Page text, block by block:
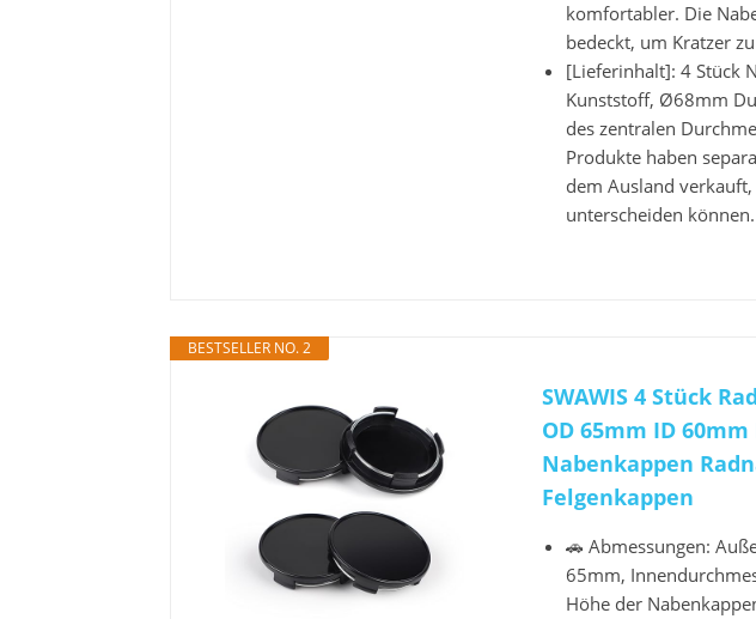
komfortabler. Die
bedeckt, um Kratzer
[Lieferinhalt]: 4 Stück
Kunststoff, Ø68mm
des zentralen
Produkte haben
dem Ausland
unterscheiden können.
BESTSELLER NO. 2
SWAWIS 4 Stück
OD 65mm ID
Nabenkappen
Felgenkappen
🚗 Abmessungen:
65mm,
Höhe der